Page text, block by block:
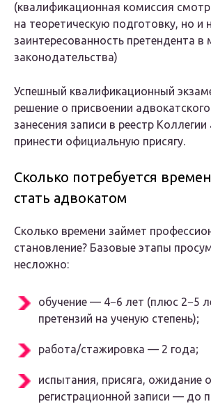
(квалификационная комиссия
на теоретическую подготовку, но и
заинтересованность претендента в
законодательства)
Успешный квалификационный
решение о присвоении
занесения записи в реестр
принести официальную присягу.
Сколько потребуется
стать адвокатом
Сколько времени займет
становление? Базовые этапы
несложно:
обучение — 4−6 лет (плюс 2−5
претензий на ученую степень);
работа/стажировка — 2 года;
испытания, присяга, ожидание
регистрационной записи — до